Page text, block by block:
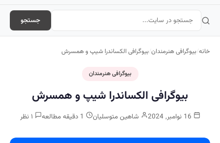
جستجو
خانه/بیوگرافی هنرمندان/بیوگرافی الکساندرا شیپ و همسرش
بیوگرافی هنرمندان
بیوگرافی الکساندرا شیپ و همسرش
شاهین متوسلیان